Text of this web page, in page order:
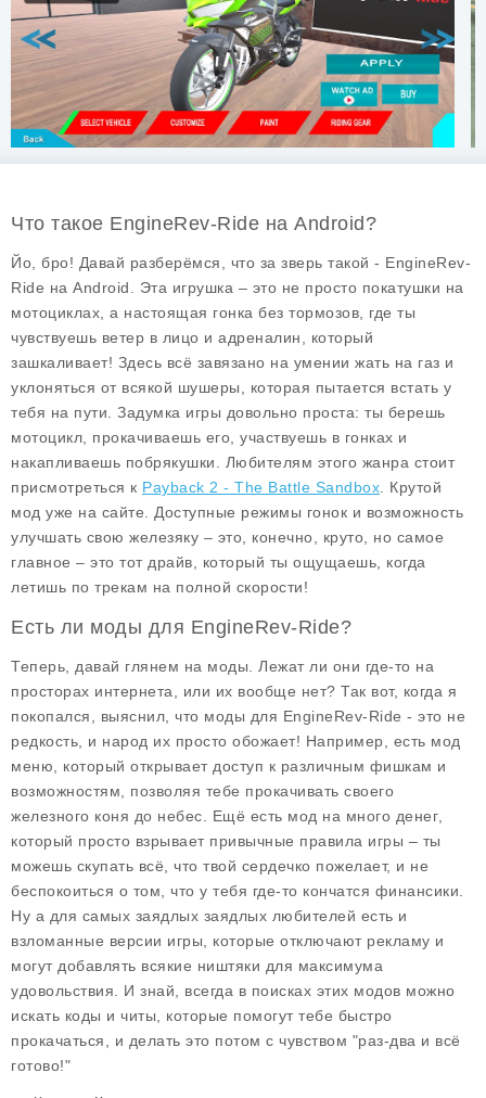
Что такое EngineRev-Ride на Android?
Йо, бро! Давай разберёмся, что за зверь такой - EngineRev-
Ride на Android. Эта игрушка – это не просто покатушки на
мотоциклах, а настоящая гонка без тормозов, где ты
чувствуешь ветер в лицо и адреналин, который
зашкаливает! Здесь всё завязано на умении жать на газ и
уклоняться от всякой шушеры, которая пытается встать у
тебя на пути. Задумка игры довольно проста: ты берешь
мотоцикл, прокачиваешь его, участвуешь в гонках и
накапливаешь побрякушки. Любителям этого жанра стоит
присмотреться к Payback 2 - The Battle Sandbox . Крутой
мод уже на сайте. Доступные режимы гонок и возможность
улучшать свою железяку – это, конечно, круто, но самое
главное – это тот драйв, который ты ощущаешь, когда
летишь по трекам на полной скорости!
Есть ли моды для EngineRev-Ride?
Теперь, давай глянем на моды . Лежат ли они где-то на
просторах интернета, или их вообще нет? Так вот, когда я
покопался, выяснил, что моды для EngineRev-Ride - это не
редкость, и народ их просто обожает! Например, есть мод
меню , который открывает доступ к различным фишкам и
возможностям, позволяя тебе прокачивать своего
железного коня до небес. Ещё есть мод на много денег
который просто взрывает привычные правила игры – ты
можешь скупать всё, что твой сердечко пожелает, и не
беспокоиться о том, что у тебя где-то кончатся финансики.
Ну а для самых заядлых заядлых любителей есть и
взломанные версии игры, которые отключают рекламу и
могут добавлять всякие ништяки для максимума
удовольствия. И знай, всегда в поисках этих модов можно
искать коды и читы, которые помогут тебе быстро
прокачаться, и делать это потом с чувством "раз-два и всё
готово!"